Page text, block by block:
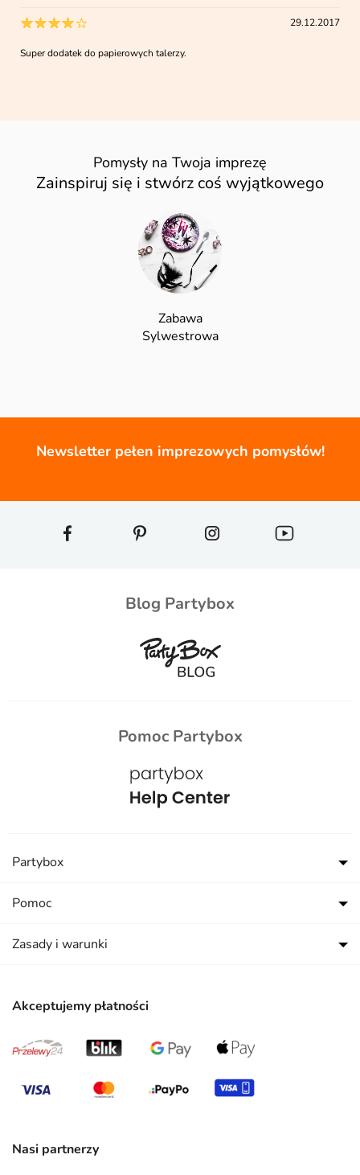
29.12.2017
Super dodatek do papierowych talerzy.
Pomysły na Twoja imprezę
Zainspiruj się i stwórz coś wyjątkowego
Zabawa
Sylwestrowa
Newsletter pełen imprezowych pomysłów!
Blog Partybox
Pomoc Partybox
Akceptujemy płatności
Nasi partnerzy
Partybox
Pomoc
Zasady i warunki